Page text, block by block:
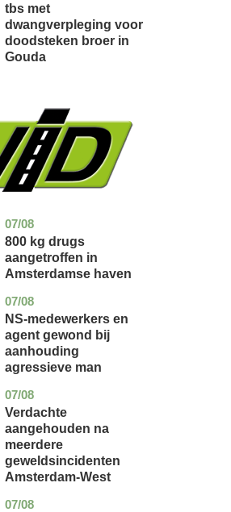
tbs met
dwangverpleging voor
doodsteken broer in
Gouda
07/08
noord-
holland
nieuws
800 kg drugs
aangetroffen in
Amsterdamse haven
07/08
flevoland
nieuws
NS-medewerkers en
agent gewond bij
aanhouding
agressieve man
07/08
noord-
holland
nieuws
Verdachte
aangehouden na
meerdere
geweldsincidenten
Amsterdam-West
07/08
utrecht
nieuws